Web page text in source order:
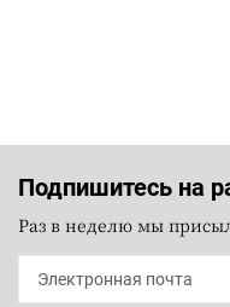
Подпишитесь на
Раз в неделю мы